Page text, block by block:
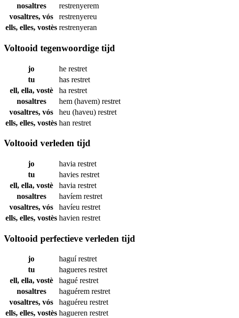
nosaltres
restrenyerem
vosaltres, vós
restrenyereu
ells, elles, vostès restrenyeran
Voltooid tegenwoordige tijd
jo he restret
tu
has restret
ell, ella, vostè
ha restret
nosaltres
hem (havem) restret
vosaltres, vós
heu (haveu) restret
ells, elles, vostès han restret
Voltooid verleden tijd
jo havia restret
tu
havies restret
ell, ella, vostè
havia restret
nosaltres
havíem restret
vosaltres, vós
havíeu restret
ells, elles, vostès havien restret
Voltooid perfectieve verleden tijd
jo haguírestret
tu
hagueres restret
ell, ella, vostè
hagué restret
nosaltres
haguérem restret
vosaltres, vós
haguéreu restret
ells, elles, vostès hagueren restret